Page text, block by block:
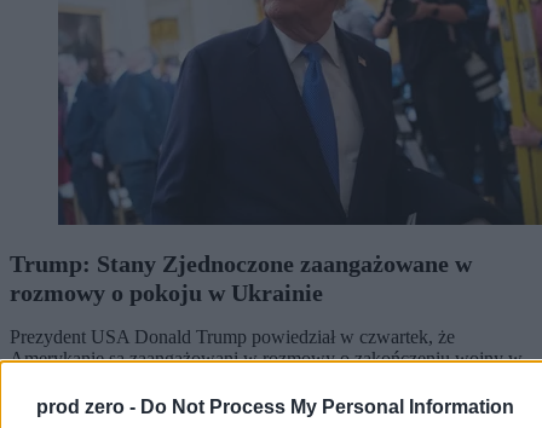
prod zero - Do Not Process My Personal Information
Trump: Stany Zjednoczone zaangażowane w
rozmowy o pokoju w Ukrainie
Prezydent USA Donald Trump powiedział w czwartek, że
Amerykanie są zaangażowani w rozmowy o zakończeniu wojny w
szczegółów. Wyraził też przekonanie, że wojna z Iranem niedługo
się zakończy.